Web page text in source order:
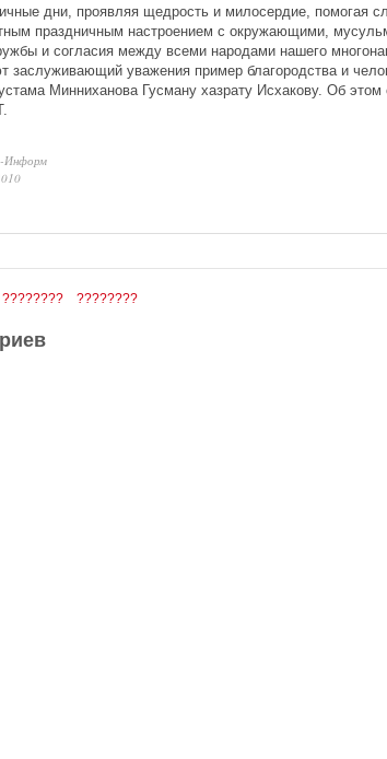
дни, проявляя щедрость и милосердие, помогая
праздничным настроением с окружающими,
и согласия между всеми народами нашего
заслуживающий уважения пример благородства и
Минниханова Гусману хазрату Исхакову. Об
Информ
???????? ????????